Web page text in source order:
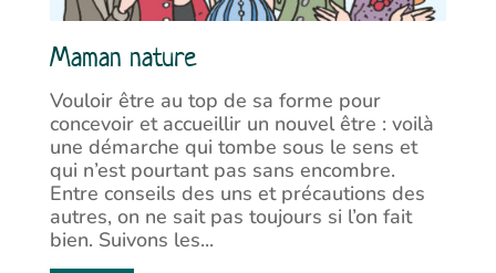
Maman nature
Vouloir être au top de sa forme pour
concevoir et accueillir un nouvel être : voilà
une démarche qui tombe sous le sens et
qui n’est pourtant pas sans encombre.
Entre conseils des uns et précautions des
autres, on ne sait pas toujours si l’on fait
bien. Suivons les...